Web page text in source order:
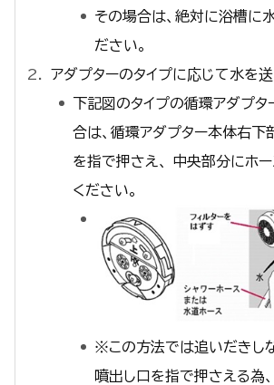
その場合は、絶対に浴槽に
ださい。
アダプターのタイプに応じて水を送
下記図のタイプの循環アダプ
合は、循環アダプター本体右下
を指で押さえ、 中央部分にホ
ください。
※この方法では追いだきし
噴出し口を指で押さえる為